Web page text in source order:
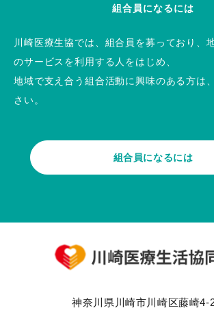
組合員になるには
川崎医療生協では、組合員を募っており、
のサービスを利用する人をはじめ、
地域で支え合う組合活動に興味のある方は
さい。
組合員になるには
神奈川県川崎市川崎区藤崎4-